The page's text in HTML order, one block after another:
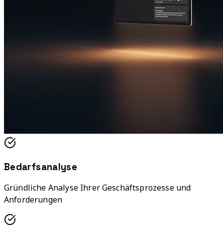
Bedarfsanalyse
Gründliche Analyse Ihrer Geschäftsprozesse und
Anforderungen